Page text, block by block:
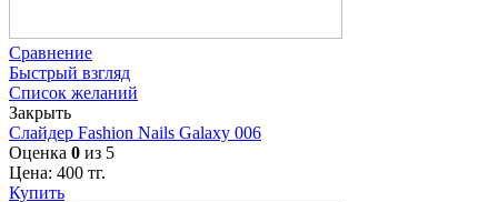
Сравнение
Быстрый взгляд
Список желаний
Закрыть
Слайдер Fashion Nails Galaxy 006
Оценка 0 из 5
Цена: 400 тг.
Купить